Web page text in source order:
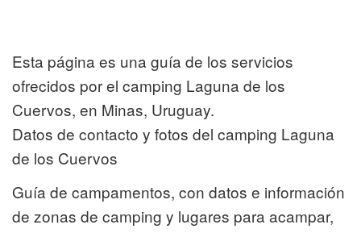
Esta página es una guía de los servicios
ofrecidos por el camping Laguna de los
Cuervos, en Minas, Uruguay.
Datos de contacto y fotos del camping Laguna
de los Cuervos
Guía de campamentos, con datos e información
de zonas de camping y lugares para acampar,